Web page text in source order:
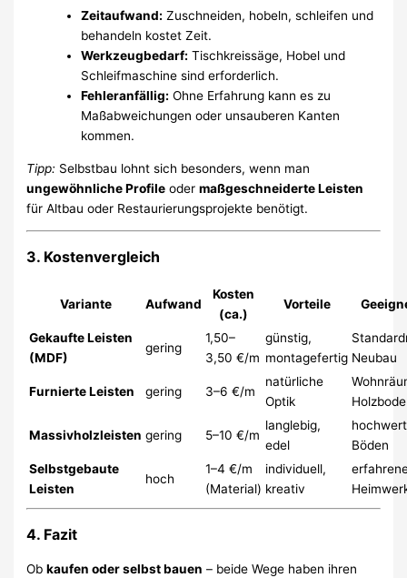
Zeitaufwand: Zuschneiden, hobeln, schleifen und
behandeln kostet Zeit.
Werkzeugbedarf: Tischkreissäge, Hobel und
Schleifmaschine sind erforderlich.
Fehleranfällig: Ohne Erfahrung kann es zu
Maßabweichungen oder unsauberen Kanten
kommen.
Tipp: Selbstbau lohnt sich besonders, wenn man
ungewöhnliche Profile odermaßgeschneiderte Leisten
für Altbau oder Restaurierungsprojekte benötigt.
3. Kostenvergleich
Variante Aufwand
Kosten
(ca.)
Vorteile
Gekaufte Leisten
(MDF)
gering
1,50–
3,50 €/m
günstig,
montagefertig Neubau
Furnierte Leisten gering 3–6 €/m
natürliche
Optik
Massivholzleisten gering 5–10 €/m
langlebig,
edel
Böden
Selbstgebaute
Leisten
hoch
1–4 €/m
(Material)
individuell,
kreativ
4. Fazit
Obkaufen oder selbst bauen – beide Wege haben ihren